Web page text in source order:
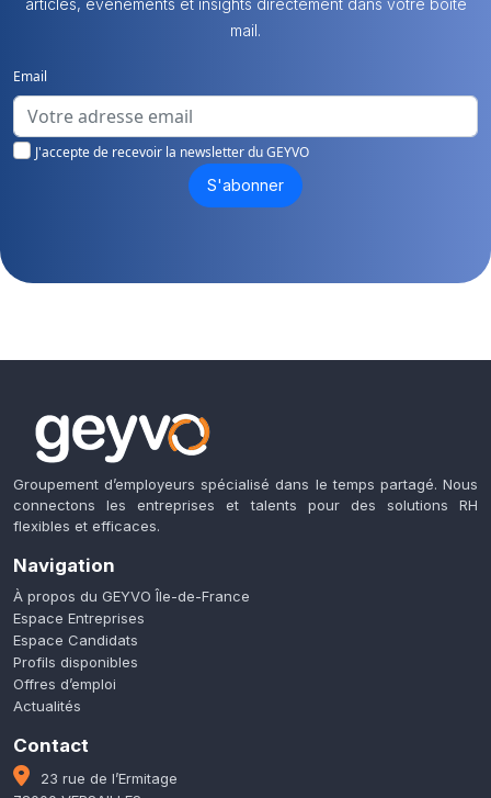
articles, événements et insights directement dans votre boîte
mail.
Email
J'accepte de recevoir la newsletter du GEYVO
S'abonner
Groupement d’employeurs spécialisé dans le temps partagé. Nous
connectons les entreprises et talents pour des solutions RH
flexibles et efficaces.
Navigation
À propos du GEYVO Île-de-France
Espace Entreprises
Espace Candidats
Profils disponibles
Offres d’emploi
Actualités
Contact
23 rue de l’Ermitage